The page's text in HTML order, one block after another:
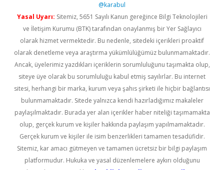
@karabul
Yasal Uyarı: Sitemiz, 5651 Sayılı Kanun gereğince Bilgi Teknolojileri
ve İletişim Kurumu (BTK) tarafından onaylanmış bir Yer Sağlayıcı
olarak hizmet vermektedir. Bu nedenle, sitedeki içerikleri proaktif
olarak denetleme veya araştırma yükümlülüğümüz bulunmamaktadır.
Ancak, üyelerimiz yazdıkları içeriklerin sorumluluğunu taşımakta olup,
siteye üye olarak bu sorumluluğu kabul etmiş sayılırlar. Bu internet
sitesi, herhangi bir marka, kurum veya şahıs şirketi ile hiçbir bağlantısı
bulunmamaktadır. Sitede yalnızca kendi hazırladığımız makaleler
paylaşılmaktadır. Burada yer alan içerikler haber niteliği taşımamakta
olup, gerçek kurum ve kişiler hakkında paylaşım yapılmamaktadır.
Gerçek kurum ve kişiler ile isim benzerlikleri tamamen tesadüfidir.
Sitemiz, kar amacı gütmeyen ve tamamen ücretsiz bir bilgi paylaşım
platformudur. Hukuka ve yasal düzenlemelere aykırı olduğunu